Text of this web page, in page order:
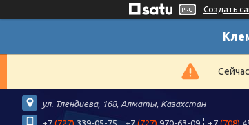
Создать
ул. Тлендиева, 168, Алматы, Казахстан
+7 (727) 339-05-75 +7 (727) 970-63-09 +7 (708)